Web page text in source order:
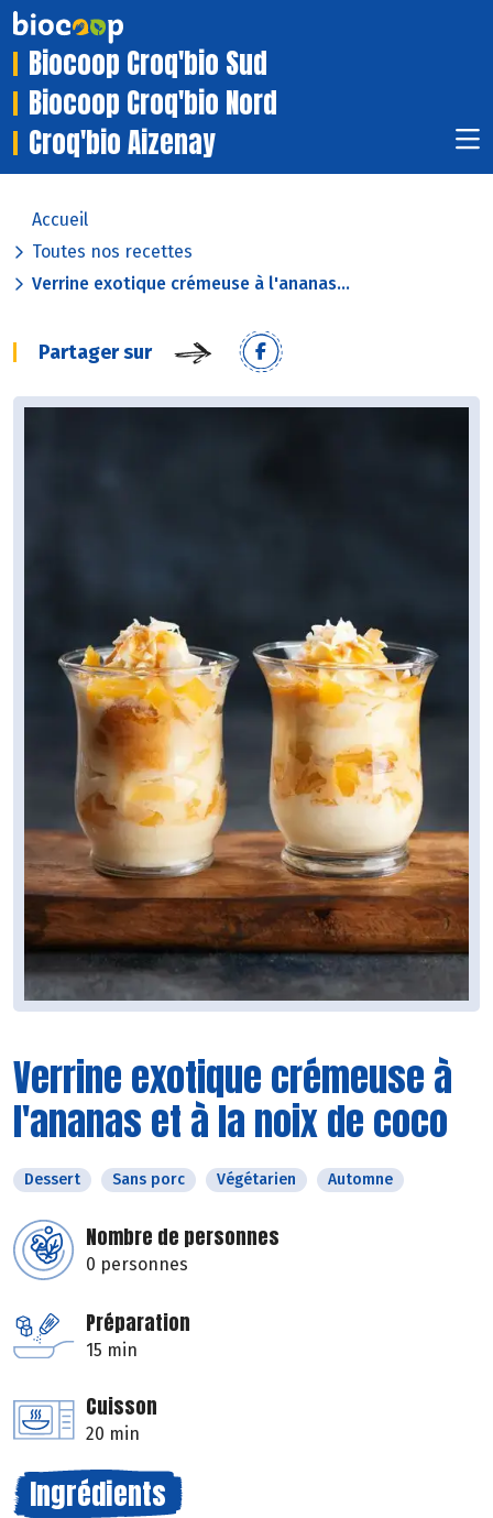
Biocoop Croq'bio Sud
Biocoop Croq'bio Nord
Croq'bio Aizenay
Accueil
Toutes nos recettes
Verrine exotique crémeuse à l'ananas...
Partager sur
Verrine exotique crémeuse à
l'ananas et à la noix de coco
Dessert Sans porc Végétarien Automne
Nombre de personnes
0 personnes
Préparation
15 min
Cuisson
20 min
Ingrédients